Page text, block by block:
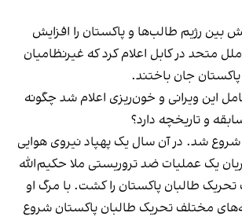
رژیم طالب‌‌ها و پاکستان را افزایش
متحد در کابل اعلام کرد که غیرنظامیان
جان باختند.
این ویرانی و خون‌ریزی اعلام شد چگونه
و تاریخچه دارد؟
ماجرا از سال ۲۰۱۳ شروع شد. در آن سال یک پهپاد نیروی هوایی
یک عملیات ضد تروریستی ملا حکیم‌الله
طالبان پاکستان را کشت. با مرگ او
مختلف تحریک طالبان پاکستان شروع